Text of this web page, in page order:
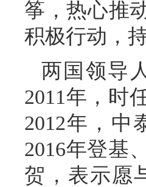
筝，热心推
积极行动，
两国领导
2011年，时
2012年，中
2016年登基
贺，表示愿